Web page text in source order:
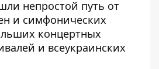
непростой путь от
и симфонических
концертных
и всеукраинских